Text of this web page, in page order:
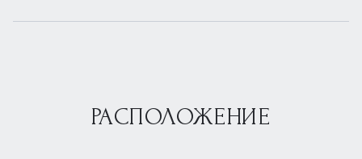
РАСПОЛОЖЕНИЕ